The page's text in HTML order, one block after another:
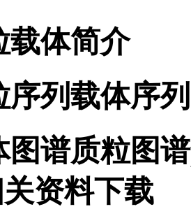
载体简介
列载体序列
图谱质粒图
资料下载